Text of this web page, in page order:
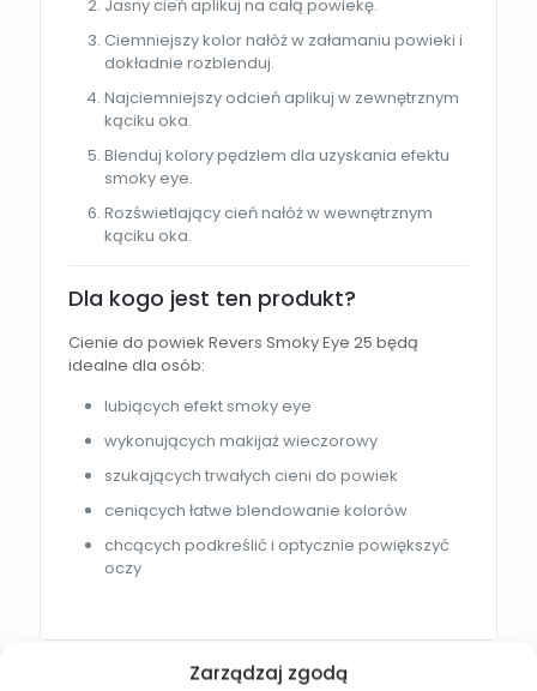
Zarządzaj zgodą
Jasny cień aplikuj na całą powiekę.
Ciemniejszy kolor nałóż w załamaniu powieki i
dokładnie rozblenduj.
Najciemniejszy odcień aplikuj w zewnętrznym
kąciku oka.
Blenduj kolory pędzlem dla uzyskania efektu
smoky eye.
Rozświetlający cień nałóż w wewnętrznym
kąciku oka.
Dla kogo jest ten produkt?
Cienie do powiek Revers Smoky Eye 25 będą
idealne dla osób:
lubiących efekt smoky eye
wykonujących makijaż wieczorowy
szukających trwałych cieni do powiek
ceniących łatwe blendowanie kolorów
chcących podkreślić i optycznie powiększyć
oczy